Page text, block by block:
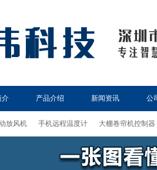
介 产品介绍 新闻资讯 公
放风机 手机远程温度计 大棚卷帘机控制器